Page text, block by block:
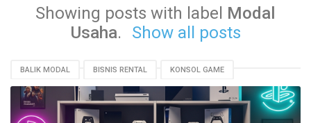
Showing posts with label Modal
Usaha. Show all posts
BALIK MODAL BISNIS RENTAL KONSOL GAME
MODAL USAHA PLAYBOX PS3 PS4 TIPS BISNIS
USAHA KECIL